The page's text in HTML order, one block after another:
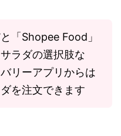
「Shopee Food」
ラダの選択肢な
リーアプリからは
を注文できます